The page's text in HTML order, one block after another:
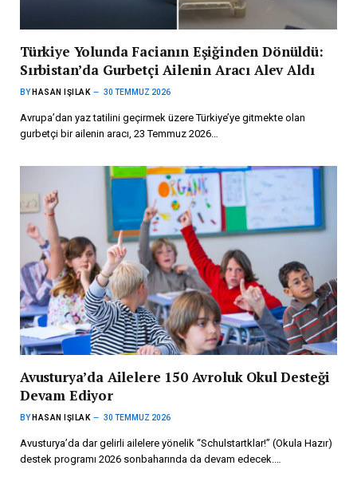
Türkiye Yolunda Facianın Eşiğinden Dönüldü:
Sırbistan’da Gurbetçi Ailenin Aracı Alev Aldı
BY HASAN IŞILAK 30 TEMMUZ 2026
Avrupa’dan yaz tatilini geçirmek üzere Türkiye’ye gitmekte olan
gurbetçi bir ailenin aracı, 23 Temmuz 2026…
Avusturya’da Ailelere 150 Avroluk Okul Desteği
Devam Ediyor
BY HASAN IŞILAK 30 TEMMUZ 2026
Avusturya’da dar gelirli ailelere yönelik “Schulstartklar!” (Okula Hazır)
destek programı 2026 sonbaharında da devam edecek.…